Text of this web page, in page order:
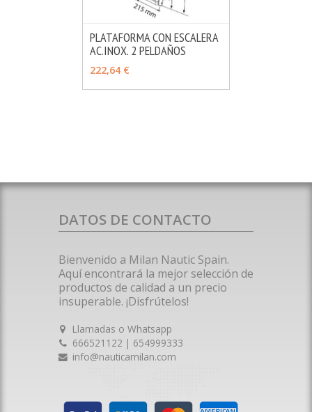
AÑADIR
PLATAFORMA CON ESCALERA
AC.INOX. 2 PELDAÑOS
222,64 €
DATOS DE CONTACTO
Bienvenido a Milan Nautic Spain.
Aquí encontrará la mejor selección de
productos de calidad a un precio
insuperable. ¡Disfrútelos!
Llamadas o Whatsapp
666521122 | 654999333
info@nauticamilan.com